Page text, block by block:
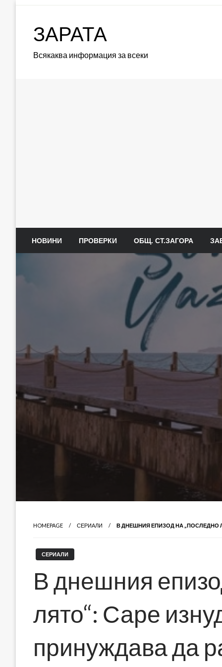
ЗАРАТА
Всякаква информация за всеки
НОВИНИ ПРОВЕРКИ ОБЩ. СТ.ЗАГОРА
HOMEPAGE СЕРИАЛИ В ДНЕШНИЯ ЕПИЗОД НА „ПОСЛЕДНО
СЕРИАЛИ
В днешния
лято“: Саре
принуждава да